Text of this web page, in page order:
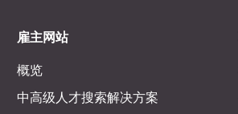
雇主网站
概览
中高级人才搜索解决方案